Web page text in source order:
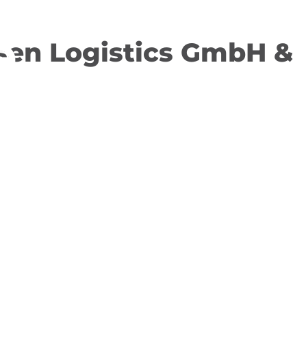
Logistics GmbH &